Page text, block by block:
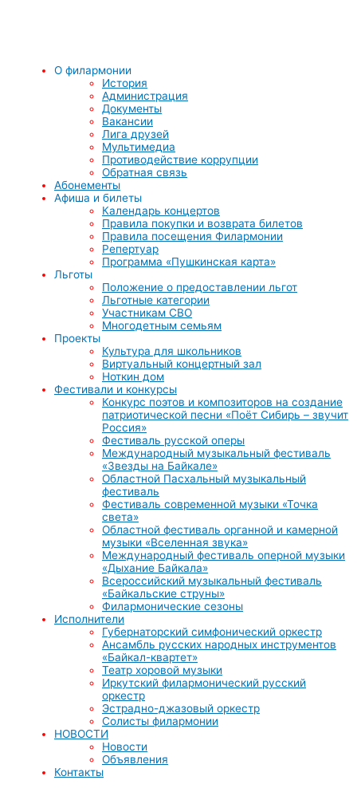
О филармонии
История
Администрация
Документы
Вакансии
Лига друзей
Мультимедиа
Противодействие коррупции
Обратная связь
Абонементы
Афиша и билеты
Календарь концертов
Правила покупки и возврата билетов
Правила посещения Филармонии
Репертуар
Программа «Пушкинская карта»
Льготы
Положение о предоставлении льгот
Льготные категории
Участникам СВО
Многодетным семьям
Проекты
Культура для школьников
Виртуальный концертный зал
Ноткин дом
Фестивали и конкурсы
Конкурс поэтов и композиторов на создание
патриотической песни «Поёт Сибирь – звучит
Россия»
Фестиваль русской оперы
Международный музыкальный фестиваль
«Звезды на Байкале»
Областной Пасхальный музыкальный
фестиваль
Фестиваль современной музыки «Точка
света»
Областной фестиваль органной и камерной
музыки «Вселенная звука»
Международный фестиваль оперной музыки
«Дыхание Байкала»
Всероссийский музыкальный фестиваль
«Байкальские струны»
Филармонические сезоны
Исполнители
Губернаторский симфонический оркестр
Ансамбль русских народных инструментов
«Байкал-квартет»
Театр хоровой музыки
Иркутский филармонический русский
оркестр
Эстрадно-джазовый оркестр
Солисты филармонии
НОВОСТИ
Новости
Объявления
Контакты